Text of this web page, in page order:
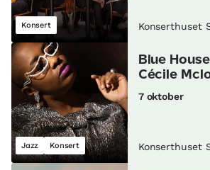
Konsert Konserthuset
Jazz Konsert
Blue
Cécile
7 oktober
Konserthuset